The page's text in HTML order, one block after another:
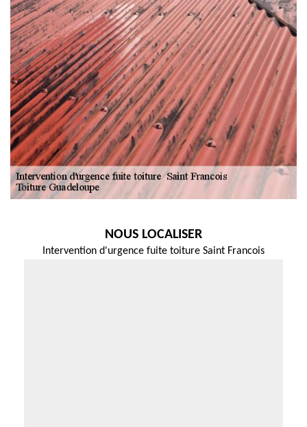
NOUS LOCALISER
Intervention d'urgence fuite toiture Saint Francois